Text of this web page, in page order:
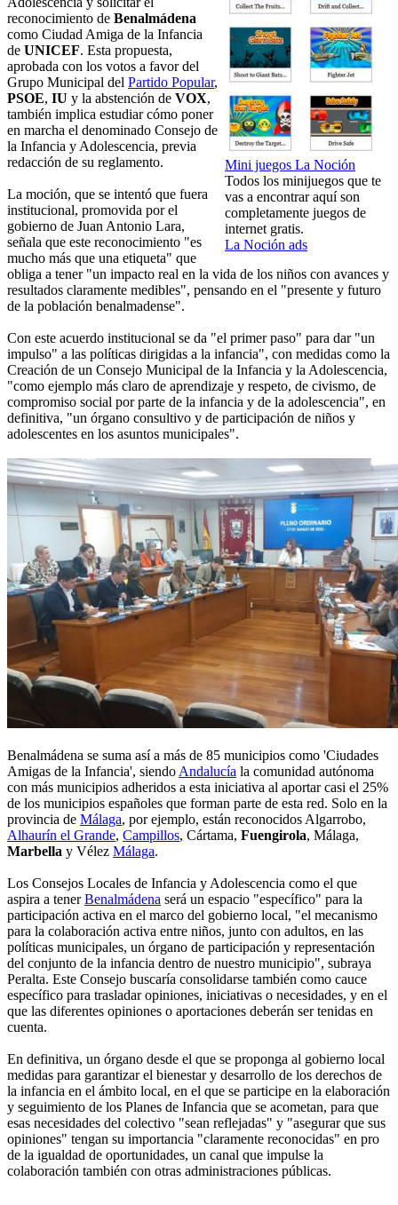
Mini juegos La Noción
Todos los minijuegos que te
vas a encontrar aquí son
completamente juegos de
internet gratis.
La Noción ads
reconocimiento de Benalmádena
como Ciudad Amiga de la Infancia
de UNICEF. Esta propuesta,
aprobada con los votos a favor del
Grupo Municipal del Partido Popular,
PSOE, IU y la abstención de VOX,
también implica estudiar cómo poner
en marcha el denominado Consejo de
la Infancia y Adolescencia, previa
redacción de su reglamento.
La moción, que se intentó que fuera
institucional, promovida por el
gobierno de Juan Antonio Lara,
señala que este reconocimiento "es
mucho más que una etiqueta" que
obliga a tener "un impacto real en la vida de los niños con avances y
resultados claramente medibles", pensando en el "presente y futuro
de la población benalmadense".
Con este acuerdo institucional se da "el primer paso" para dar "un
impulso" a las políticas dirigidas a la infancia", con medidas como la
Creación de un Consejo Municipal de la Infancia y la Adolescencia,
"como ejemplo más claro de aprendizaje y respeto, de civismo, de
compromiso social por parte de la infancia y de la adolescencia", en
definitiva, "un órgano consultivo y de participación de niños y
adolescentes en los asuntos municipales".
Benalmádena se suma así a más de 85 municipios como 'Ciudades
Amigas de la Infancia', siendo Andalucía la comunidad autónoma
con más municipios adheridos a esta iniciativa al aportar casi el 25%
de los municipios españoles que forman parte de esta red. Solo en la
provincia de Málaga, por ejemplo, están reconocidos Algarrobo,
Alhaurín el Grande, Campillos, Cártama, Fuengirola, Málaga,
Marbella y Vélez Málaga.
Los Consejos Locales de Infancia y Adolescencia como el que
aspira a tenerBenalmádena será un espacio "específico" para la
participación activa en el marco del gobierno local, "el mecanismo
para la colaboración activa entre niños, junto con adultos, en las
políticas municipales, un órgano de participación y representación
del conjunto de la infancia dentro de nuestro municipio", subraya
Peralta. Este Consejo buscaría consolidarse también como cauce
específico para trasladar opiniones, iniciativas o necesidades, y en el
que las diferentes opiniones o aportaciones deberán ser tenidas en
cuenta.
En definitiva, un órgano desde el que se proponga al gobierno local
medidas para garantizar el bienestar y desarrollo de los derechos de
la infancia en el ámbito local, en el que se participe en la elaboración
y seguimiento de los Planes de Infancia que se acometan, para que
esas necesidades del colectivo "sean reflejadas" y "asegurar que sus
opiniones" tengan su importancia "claramente reconocidas" en pro
de la igualdad de oportunidades, un canal que impulse la
colaboración también con otras administraciones públicas.